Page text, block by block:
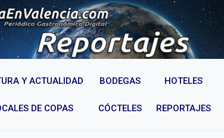
Y ACTUALIDAD BODEGAS HOTELES
DE COPAS CÓCTELES REPORTAJES